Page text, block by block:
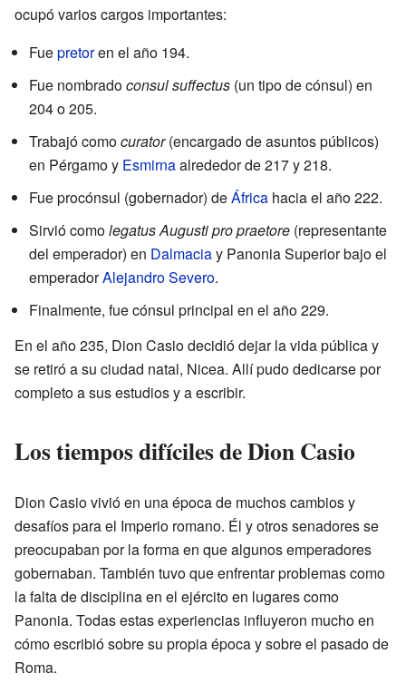
ocupó varios cargos importantes:
Fuepretoren el año 194.
Fue nombradoconsul suffectus (un tipo de cónsul) en
204 o 205.
Trabajó comocurator(encargado de asuntos públicos)
en Pérgamo y Esmirnaalrededor de 217 y 218.
Fue procónsul (gobernador) deÁfrica hacia el año 222.
Sirvió comolegatus Augusti pro praetore (representante
del emperador) en Dalmaciay Panonia Superior bajo el
emperadorAlejandro Severo.
Finalmente, fue cónsul principal en el año 229.
En el año 235, Dion Casio decidió dejar la vida pública y
se retiró a su ciudad natal, Nicea. Allí pudo dedicarse por
completo a sus estudios y a escribir.
Los tiempos difíciles de Dion Casio
Dion Casio vivió en una época de muchos cambios y
desafíos para el Imperio romano. Él y otros senadores se
preocupaban por la forma en que algunos emperadores
gobernaban. También tuvo que enfrentar problemas como
la falta de disciplina en el ejército en lugares como
Panonia. Todas estas experiencias influyeron mucho en
cómo escribió sobre su propia época y sobre el pasado de
Roma.